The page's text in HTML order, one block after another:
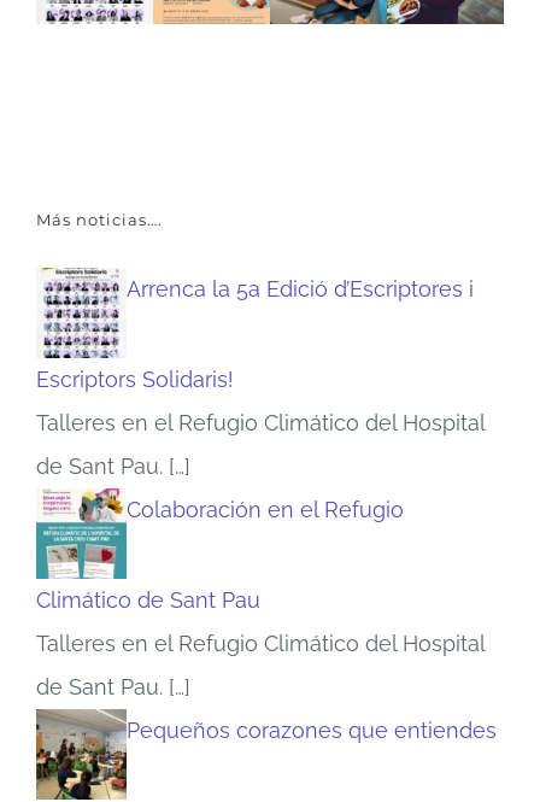
i
solidàries
Ucraïna
menjador
Más noticias….
Arrenca la 5a Edició d’Escriptores i
Escriptors Solidaris!
Talleres en el Refugio Climático del Hospital
de Sant Pau. […]
Colaboración en el Refugio
Climático de Sant Pau
Talleres en el Refugio Climático del Hospital
de Sant Pau. […]
Pequeños corazones que entiendes